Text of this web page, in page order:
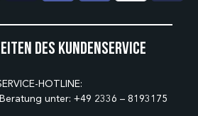
des Kundenservice
HOTLINE:
unter: +49 2336 – 8193175